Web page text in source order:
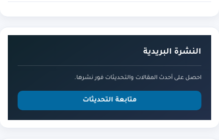
النشرة البريدية
احصل على أحدث المقالات والتحديثات فور نشرها.
متابعة التحديثات